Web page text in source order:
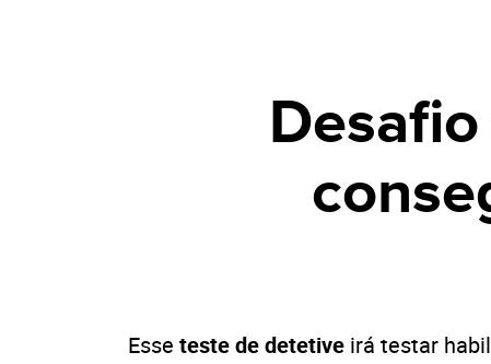
Esse teste de detetive irá testar